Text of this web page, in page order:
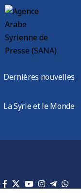
Dernières nouvelles
La Syrie et le Monde